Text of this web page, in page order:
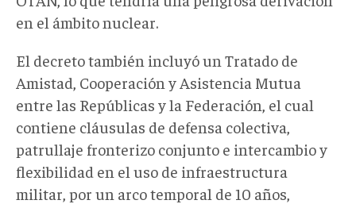
en el ámbito nuclear.
El decreto también incluyó un Tratado de
Amistad, Cooperación y Asistencia Mutua
entre las Repúblicas y la Federación, el cual
contiene cláusulas de defensa colectiva,
patrullaje fronterizo conjunto e intercambio y
flexibilidad en el uso de infraestructura
militar, por un arco temporal de 10 años,